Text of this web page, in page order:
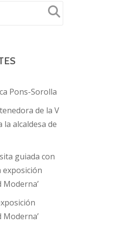
Pons-Sorolla
de la V
alcaldesa de
guiada con
exposición
Moderna’
Moderna’